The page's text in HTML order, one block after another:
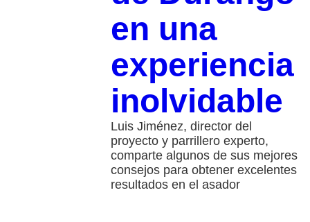
en una
experiencia
inolvidable
Luis Jiménez, director del
proyecto y parrillero experto,
comparte algunos de sus mejores
consejos para obtener excelentes
resultados en el asador